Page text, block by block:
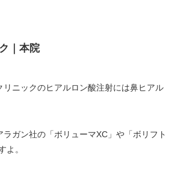
｜本院
リニックのヒアルロン酸注射には鼻ヒアル
ラガン社の「ボリューマXC」や「ボリフト
よ。